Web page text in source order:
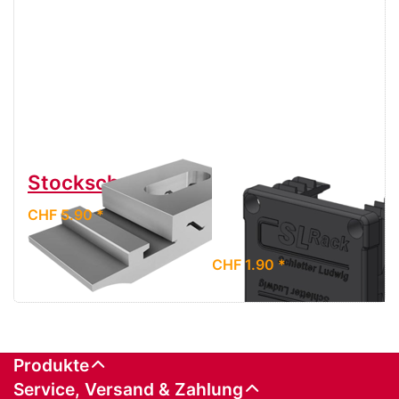
Stockschraubenaufsatz
CHF 5.90 *
für Aluprofil,
schwarz
CHF 1.90 *
Produkte
Service, Versand & Zahlung